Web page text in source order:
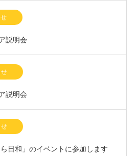
説明会
せ
説明会
せ
日和」のイベントに参加します